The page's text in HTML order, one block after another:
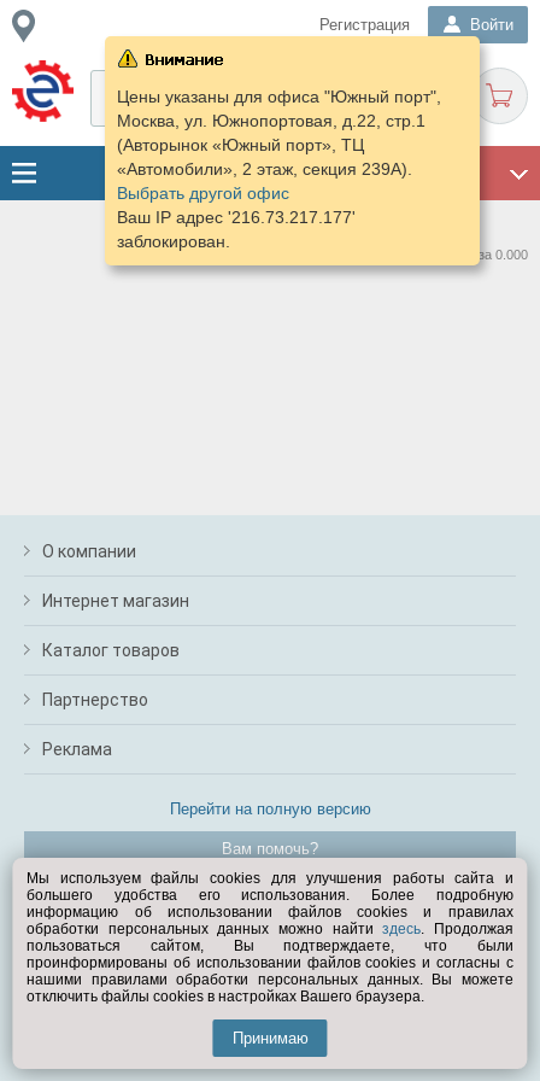
Регистрация Войти
Цены указаны для офиса "Южный порт",
Москва, ул. Южнопортовая, д.22, стр.1
(Авторынок «Южный порт», ТЦ
«Автомобили», 2 этаж, секция 239А).
Выбрать другой офис
Ваш IP адрес '216.73.217.177'
заблокирован.
Нашлось предложений: 0 за 0.000
О компании
Интернет магазин
Каталог товаров
Партнерство
Реклама
Перейти на полную версию
Вам помочь?
© Exist.ru 1998—2026
Мы используем файлы cookies для улучшения работы сайта и
большего удобства его использования. Более подробную
информацию об использовании файлов cookies и правилах
обработки персональных данных можно найтиздесь. Продолжая
пользоваться сайтом, Вы подтверждаете, что были
проинформированы об использовании файлов cookies и согласны с
нашими правилами обработки персональных данных. Вы можете
отключить файлы cookies в настройках Вашего браузера.
Принимаю